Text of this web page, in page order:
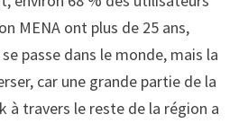
MENA ont plus de 25 ans,
passe dans le monde, mais la
car une grande partie de la
à travers le reste de la région a